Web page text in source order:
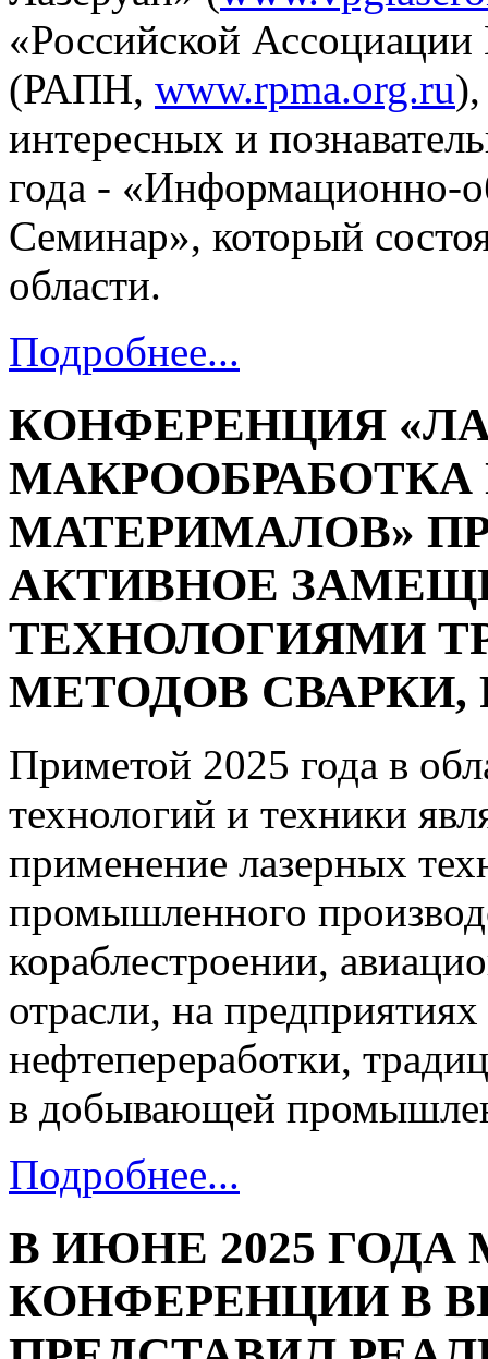
«Российской Ассоциации
(РАПН, www.rpma.org.ru
интересных и
года - «Информационно-
Семинар», который
области.
Подробнее...
КОНФЕРЕНЦИЯ
МАТЕРИМАЛОВ»
АКТИВНОЕ
ТЕХНОЛОГИЯМИ
МЕТОДОВ СВАРКИ,
Приметой 2025 года в
технологий и техники
применение лазерных
промышленного
кораблестроении,
отрасли, на
нефтепереработки,
в добывающей
Подробнее...
В ИЮНЕ 2025
КОНФЕРЕНЦИИ В